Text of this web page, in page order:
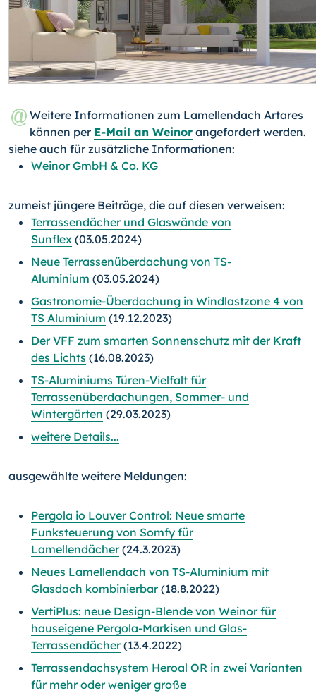
Weitere Informationen zum Lamellendach Artares
können per E-Mail an Weinor angefordert werden.
siehe auch für zusätzliche Informationen:
Weinor GmbH & Co. KG
zumeist jüngere Beiträge, die auf diesen verweisen:
Terrassendächer und Glaswände von
Sunflex (03.05.2024)
Neue Terrassenüberdachung von TS-
Aluminium (03.05.2024)
Gastronomie-Überdachung in Windlastzone 4 von
TS Aluminium (19.12.2023)
Der VFF zum smarten Sonnenschutz mit der Kraft
des Lichts (16.08.2023)
TS-Aluminiums Türen-Vielfalt für
Terrassenüberdachungen, Sommer- und
Wintergärten (29.03.2023)
weitere Details...
ausgewählte weitere Meldungen:
Pergola io Louver Control: Neue smarte
Funksteuerung von Somfy für
Lamellendächer(24.3.2023)
Neues Lamellendach von TS-Aluminium mit
Glasdach kombinierbar(18.8.2022)
VertiPlus: neue Design-Blende von Weinor für
hauseigene Pergola-Markisen und Glas-
Terrassendächer(13.4.2022)
Terrassendachsystem Heroal OR in zwei Varianten
für mehr oder weniger große